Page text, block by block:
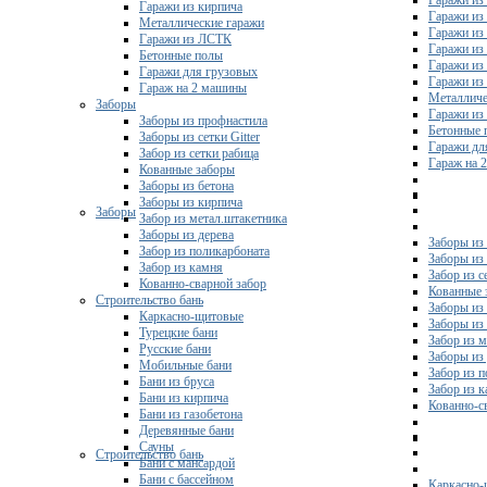
Гаражи из
Гаражи из
Гаражи из
Гаражи
Гаражи из
Гаражи
Бетонные
Гаражи
Гараж на
Заборы
Заборы из
Заборы из
Забор из
Кованные
Заборы из
Заборы из
Забор из
Заборы из
Забор из
Забор из
Кованно-
Строительство бань
Гаражи из кирпича
Металлические гаражи
Гаражи из ЛСТК
Бетонные полы
Гаражи для грузовых
Гараж на 2 машины
Заборы
Заборы из профнастила
Заборы из сетки Gitter
Забор из сетки рабица
Кованные заборы
Заборы из бетона
Заборы из кирпича
Забор из метал.штакетника
Заборы из дерева
Забор из поликарбоната
Забор из камня
Кованно-сварной забор
Строительство бань
Каркасно-щитовые
Турецкие бани
Русские бани
Мобильные бани
Бани из бруса
Бани из кирпича
Бани из газобетона
Деревянные бани
Сауны
Бани с мансардой
Бани с бассейном